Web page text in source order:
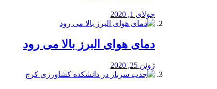
جولای 1, 2020
دمای هوای البرز بالا می رود
ژوئن 25, 2020